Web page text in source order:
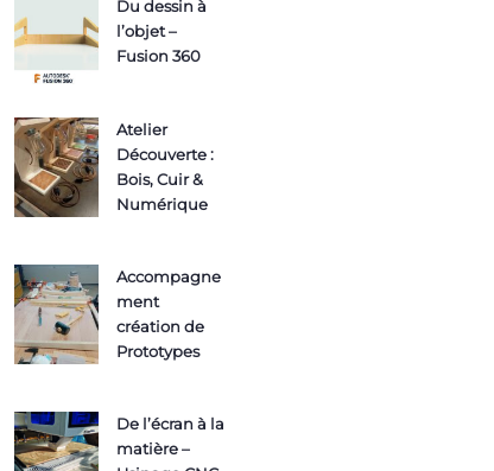
Du dessin à
l’objet –
Fusion 360
Atelier
Découverte :
Bois, Cuir &
Numérique
Accompagne
ment
création de
Prototypes
De l’écran à la
matière –